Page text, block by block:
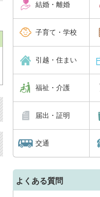
結婚・離婚
子育て・学校
引越・住まい
福祉・介護
届出・証明
交通
よくある質問